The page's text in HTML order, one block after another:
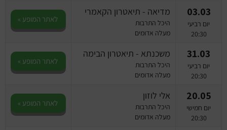
03.03
יום רביעי
20:30
מדיאה‎ - תיאטרון הקאמרי
היכל התרבות
מעלה אדומים
לאתר המופע »
31.03
יום רביעי
20:30
משכנתא - תיאטרון הבימה
היכל התרבות
מעלה אדומים
לאתר המופע »
20.05
יום חמישי
20:30
אלי לוזון
היכל התרבות
מעלה אדומים
לאתר המופע »